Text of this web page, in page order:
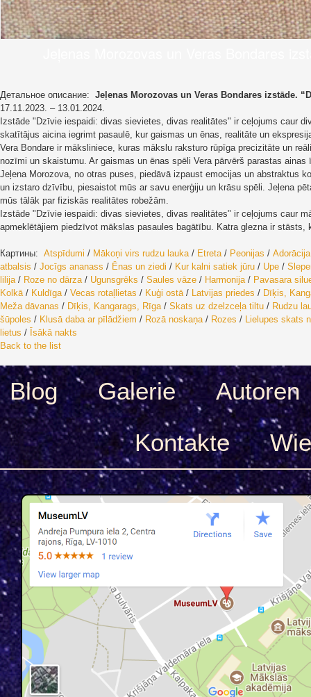
Детальное описание: Jeļenas Morozovas un Veras Bondares izstāde.
17.11.2023. – 13.01.2024.
Izstāde "Dzīvie iespaidi: divas sievietes, divas realitātes" ir ceļojums caur
skatītājus aicina iegrimt pasaulē, kur gaismas un ēnas, realitāte un
Vera Bondare ir māksliniece, kuras mākslu raksturo rūpīga precizitāte un
nozīmi un skaistumu. Ar gaismas un ēnas spēli Vera pārvērš parastas
Jeļena Morozova, no otras puses, piedāvā izpaust emocijas un abstraktus
un izstaro dzīvību, piesaistot mūs ar savu enerģiju un krāsu spēli. Jeļena
mūs tālāk par fiziskās realitātes robežām.
Izstāde "Dzīvie iespaidi: divas sievietes, divas realitātes" ir ceļojums caur
apmeklētājiem piedzīvot mākslas pasaules bagātību. Katra glezna ir
Картины: Atspīdumi / Mākoņi virs rudzu lauka/ Etreta/ Peonijas / Adorācija
atbalsis / Jocīgs ananass / Ēnas un ziedi / Kur kalni satiek jūru / Upe /
lilija/ Roze no dārza/ Ugunsgrēks / Saules vāze / Harmonija/ Pavasara
Kolkā/ Kuldīga/ Vecas rotaļlietas / Kuģi ostā/ Latvijas priedes / Dīķis,
Meža dāvanas / Dīķis, Kangarags, Rīga/ Skats uz dzelzceļa tiltu / Rudzu
šūpoles / Klusā daba ar pīlādžiem / Rozā noskaņa/ Rozes / Lielupes skats
lietus / Īsākā nakts
Back to the list
Blog Galerie
Autoren
Kontakte